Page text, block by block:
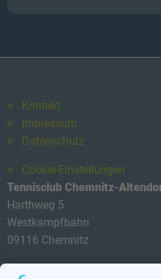
Kontakt
Impressum
Datenschutz
Cookie-Einstellungen
Tennisclub Chemnitz-
Harthweg 5
Westkampfbahn
09116 Chemnitz